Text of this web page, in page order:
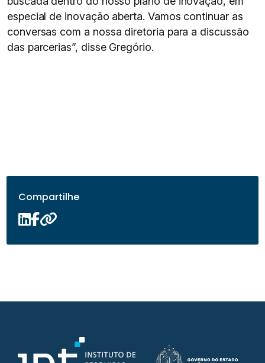
especial de inovação aberta. Vamos continuar as
conversas com a nossa diretoria para a discussão
das parcerias”, disse Gregório.
Compartilhe